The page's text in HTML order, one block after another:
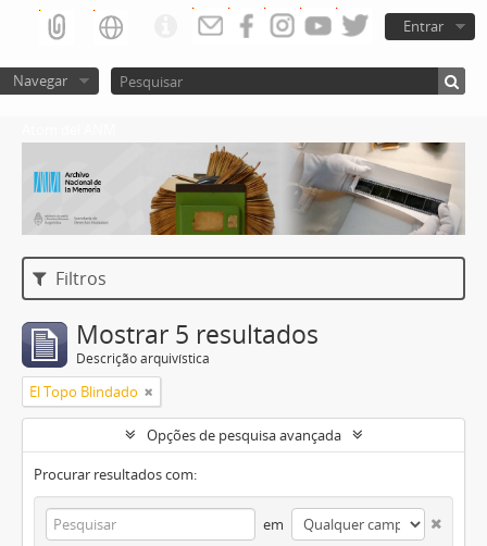
Entrar
Navegar
Filtros
Mostrar 5 resultados
Descrição arquivística
El Topo Blindado
Opções de pesquisa avançada
Procurar resultados com:
em